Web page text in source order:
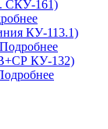
Подробнее